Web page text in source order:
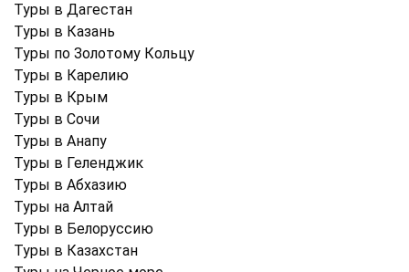
Туры в Дагестан
Туры в Казань
Туры по Золотому Кольцу
Туры в Карелию
Туры в Крым
Туры в Cочи
Туры в Анапу
Туры в Геленджик
Туры в Абхазию
Туры на Алтай
Туры в Белоруссию
Туры в Казахстан